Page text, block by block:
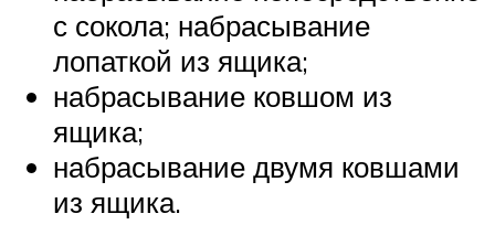
с сокола; набрасывание
лопаткой из ящика;
набрасывание ковшом из
ящика;
набрасывание двумя ковшами
из ящика.